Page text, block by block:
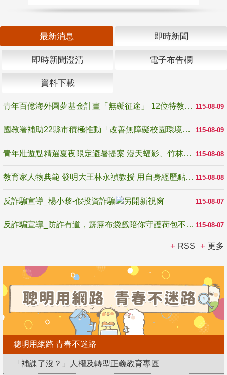
最新消息 即時新聞
即時新聞澄清 電子布告欄
資料下載
115-08-09
青年百億海外圓夢基金計畫「無礙征途」 12位特教與弱勢青年勇闖西班牙 跨越感官限制見證生命蛻變
115-08-09
國教署補助22縣市積極推動「改善無障礙校園環境計畫」 打造友善、安全、無礙學習空間
115-08-08
青年壯遊點精選夏夜限定避暑提案 漫天蝠影、竹林尋蛙、茶香夜觀 邀青年暮色出發
115-08-08
教育家人物典範 發明大王林永禎教授 用自身經歷點亮學生的路
115-08-07
反詐騙宣導_楊小黎-假投資詐騙
115-08-07
反詐騙宣導_防詐有道，霹靂布袋戲陪你守護荷包不受騙
RSS 更多
聰明用網路 青春不迷路
「補課了沒？」人權及轉型正義教育專區